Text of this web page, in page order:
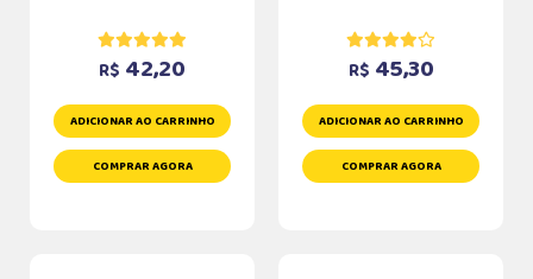
R$ 42,20
ADICIONAR AO CARRINHO
COMPRAR AGORA
R$ 45,30
ADICIONAR AO CARRINHO
COMPRAR AGORA